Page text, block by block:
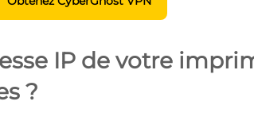
IP de votre
?